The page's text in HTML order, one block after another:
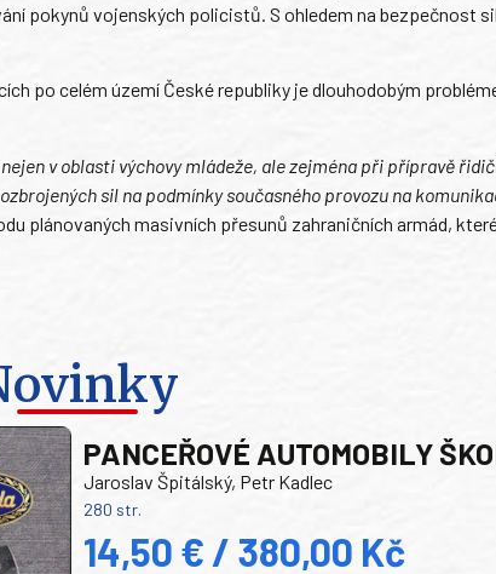
pokynů vojenských policistů. S ohledem na bezpečnost
po celém území České republiky je dlouhodobým
v oblasti výchovy mládeže, ale zejména při přípravě
sil na podmínky současného provozu na
plánovaných masivních přesunů zahraničních armád,
PANCEŘOVÉ AUTOMOBILY
Jaroslav Špitálský, Petr Kadlec
280 str.
14,50 € / 380,00 Kč